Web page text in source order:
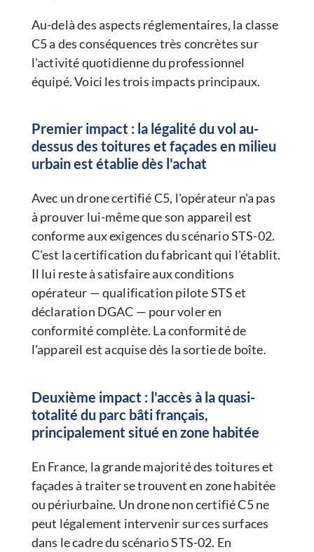
Au-delà des aspects réglementaires, la classe
C5 a des conséquences très concrètes sur
l'activité quotidienne du professionnel
équipé. Voici les trois impacts principaux.
Premier impact : la légalité du vol au-
dessus des toitures et façades en milieu
urbain est établie dès l'achat
Avec un drone certifié C5, l'opérateur n'a pas
à prouver lui-même que son appareil est
conforme aux exigences du scénario STS-02.
C'est la certification du fabricant qui l'établit.
Il lui reste à satisfaire aux conditions
opérateur — qualification pilote STS et
déclaration DGAC — pour voler en
conformité complète. La conformité de
l'appareil est acquise dès la sortie de boîte.
Deuxième impact : l'accès à la quasi-
totalité du parc bâti français,
principalement situé en zone habitée
En France, la grande majorité des toitures et
façades à traiter se trouvent en zone habitée
ou périurbaine. Un drone non certifié C5 ne
peut légalement intervenir sur ces surfaces
dans le cadre du scénario STS-02. En